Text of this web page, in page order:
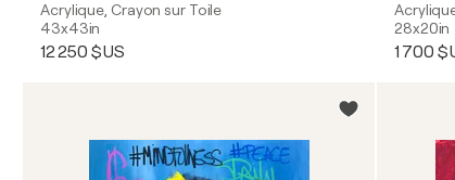
Acrylique, Crayon sur Toile
43x43in
12 250 $US
28x20in
1 700